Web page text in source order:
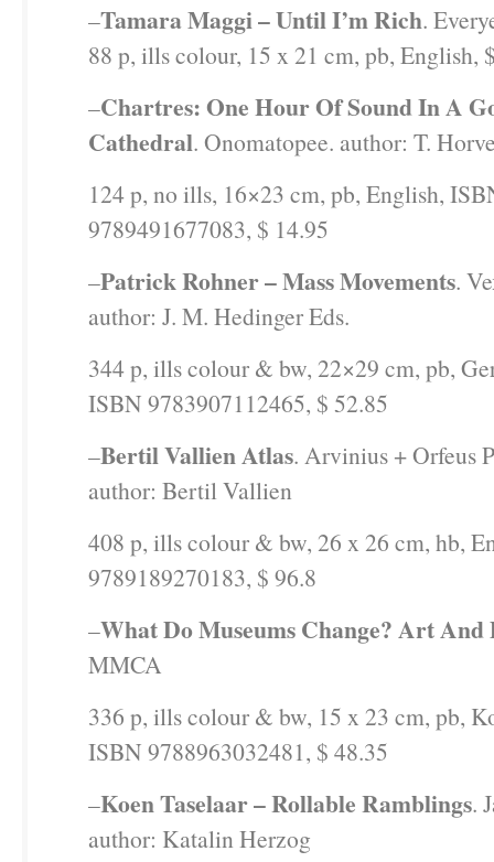
–Tamara Maggi – Until I’m Rich.
88 p, ills colour, 15 x 21 cm, pb, English,
–Chartres: One Hour Of Sound In A
Cathedral. Onomatopee. author: T.
124 p, no ills, 16×23 cm, pb, English,
9789491677083, $ 14.95
–Patrick Rohner – Mass Movements.
author: J. M. Hedinger Eds.
344 p, ills colour & bw, 22×29 cm, pb,
ISBN 9783907112465, $ 52.85
–Bertil Vallien Atlas. Arvinius + Orfeus
author: Bertil Vallien
408 p, ills colour & bw, 26 x 26 cm, hb,
9789189270183, $ 96.8
–What Do Museums Change? Art And
MMCA
336 p, ills colour & bw, 15 x 23 cm, pb,
ISBN 9788963032481, $ 48.35
–Koen Taselaar – Rollable Ramblings.
author: Katalin Herzog